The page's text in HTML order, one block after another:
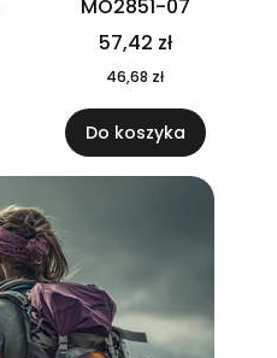
MO2851-07
57,42 zł
46,68 zł
Do koszyka